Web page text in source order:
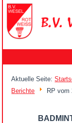
Aktuelle Seite:
Berichte
RP vom